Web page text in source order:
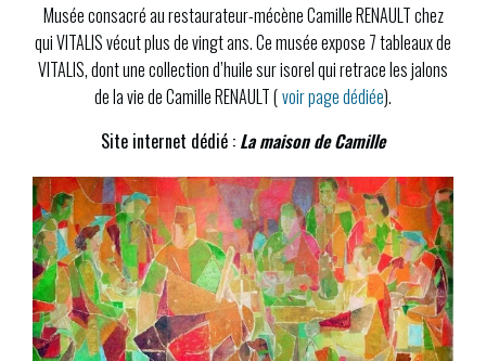
Musée consacré au restaurateur-mécène Camille RENAULT chez
qui VITALIS vécut plus de vingt ans. Ce musée expose 7 tableaux de
VITALIS, dont une collection d’huile sur isorel qui retrace les jalons
de la vie de Camille RENAULT (voir page dédiée).
Site internet dédié : La maison de Camille